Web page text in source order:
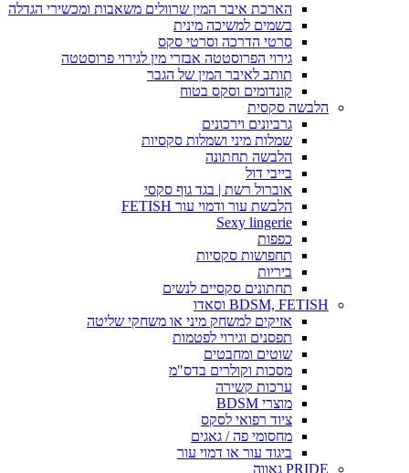
הארכת איבר המין שרוולים משאבות ומכשירי הגדלה
בשמים למשיכה מינית
סרטי הדרכה וסרטי סקס
גירוי הפרוסטטה אבזרי מין לגירוי פרוסטטה
תותב לאיבר המין של הגבר
קונדומים וסקס בטוח
הלבשה סקסית
גרביונים וירכונים
שמלות מיני ושמלות סקסיות
הלבשה תחתונה
בייבי דול
אוברול רשת | בגד גוף סקסי
הלבשת עור ודמוי עור FETISH
Sexy lingerie
כפפות
תחפושות סקסיות
ביריות
תחתונים סקסיים לנשים
BDSM, FETISH וסאדו
אזיקים למשחק מיני או משחקי שליטה
תפסנים וגירוי לפטמות
שוטים ומחבטים
מסכות וקולרים בדס"מ
ערכות קשירה
מוצרי BDSM
ציוד רפואי לסקס
מחסומי פה / גאגים
ביגוד עור או דמוי עור
PRIDE גאווה